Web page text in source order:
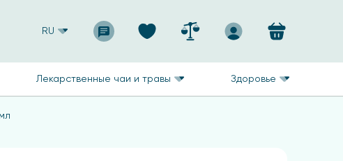
RU
Лекарственные чаи и травы Здоровье